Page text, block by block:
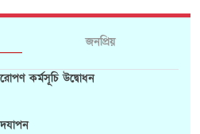
জনপ্রিয়
কর্মসূচি উদ্বোধন